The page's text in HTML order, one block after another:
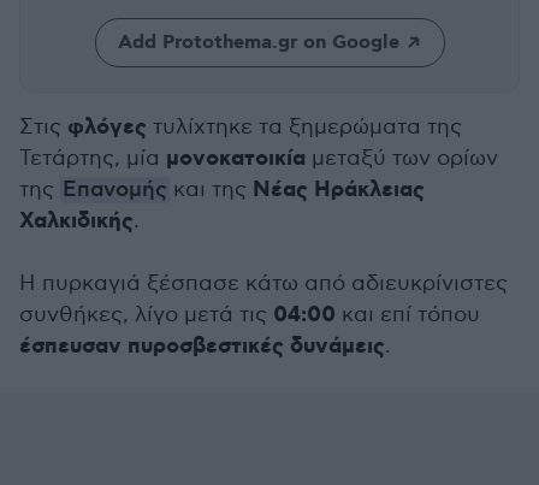
Add Protothema.gr on Google
Στις φλόγες τυλίχτηκε τα ξημερώματα της
Τετάρτης, μία μονοκατοικία μεταξύ των ορίων
της Επανομής και της Νέας Ηράκλειας
Χαλκιδικής.
Η πυρκαγιά ξέσπασε κάτω από αδιευκρίνιστες
συνθήκες, λίγο μετά τις 04:00 και επί τόπου
έσπευσαν πυροσβεστικές δυνάμεις.